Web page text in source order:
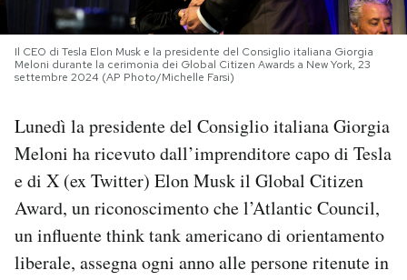
I MIEI PREFERITI
CALENDARIO
AREA PERSONALE
Newsletter
Il CEO di Tesla Elon Musk e la presidente del Consiglio italiana Giorgia
Meloni durante la cerimonia dei Global Citizen Awards a New York, 23
settembre 2024 (AP Photo/Michelle Farsi)
Lunedì la presidente del Consiglio italiana Giorgia
Meloni ha ricevuto dall’imprenditore capo di Tesla
e di X (ex Twitter) Elon Musk il Global Citizen
Award, un riconoscimento che l’Atlantic Council,
un influente think tank americano di orientamento
liberale, assegna ogni anno alle persone ritenute in